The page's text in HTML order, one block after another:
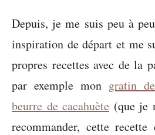
Depuis, je me suis peu à
inspiration de départ et me
propres recettes avec de la
par exemple mon gratin
beurre de cacahuète (que je
recommander, cette